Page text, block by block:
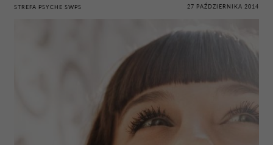
STREFA PSYCHE SWPS 27 PAŹDZIERNIKA 2014